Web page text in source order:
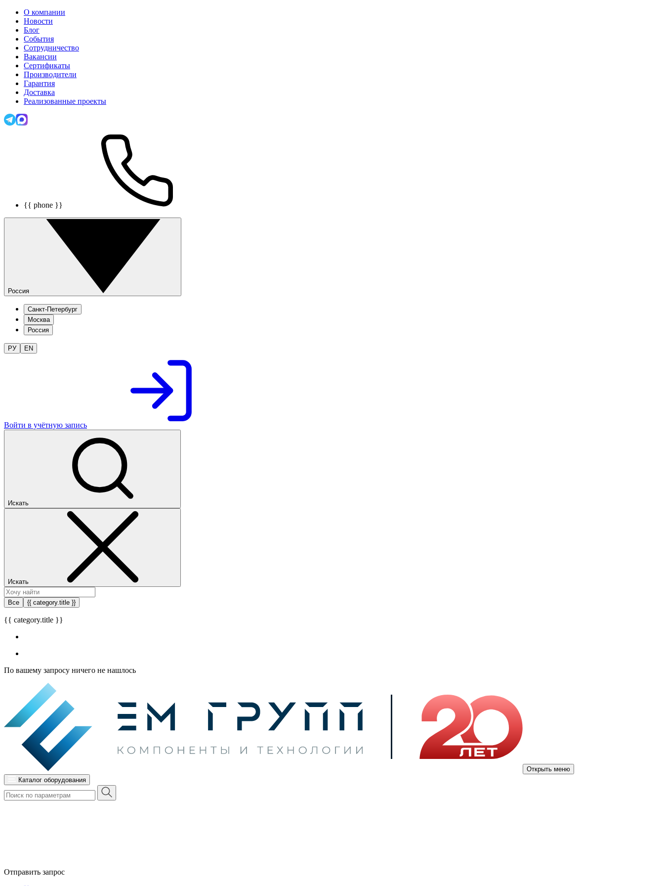
О компании
Новости
Блог
События
Сотрудничество
Вакансии
Сертификаты
Производители
Гарантия
Доставка
Реализованные проекты
{{ phone }}
Россия
Санкт-Петербург
Москва
Россия
РУ EN
Войти в учётную запись
Искать
Искать
Все {{ category.title }}
{{ category.title }}
По вашему запросу ничего не нашлось
Открыть меню
Каталог оборудования
Отправить запрос